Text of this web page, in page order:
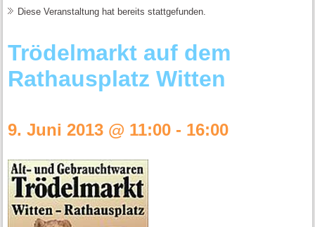
Diese Veranstaltung hat bereits stattgefunden.
Trödelmarkt auf dem
Rathausplatz Witten
9. Juni 2013 @ 11:00 - 16:00